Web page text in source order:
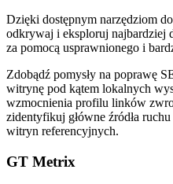
Dzięki dostępnym narzędziom
odkrywaj i eksploruj najbardziej
za pomocą usprawnionego i
Zdobądź pomysły na poprawę
witrynę pod kątem lokalnych
wzmocnienia profilu linków
zidentyfikuj główne źródła
witryn referencyjnych.
GT Metrix